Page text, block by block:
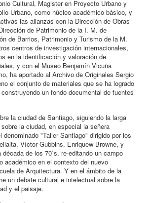
Cultural, Magister en Proyecto Urbano y
Urbano, como núcleo académico básico, y
las alianzas con la Dirección de Obras
de Patrimonio de la I. M. de
de Barrios, Patrimonio y Turismo de la M.
centros de investigación internacionales,
en la identificación y valoración de
y con el Museo Benjamín Vicuña
ha aportado al Archivo de Originales Sergio
el conjunto de materiales que se ha logrado
un fondo documental de fuentes
la ciudad de Santiago, siguiendo la larga
la ciudad, en especial la señera
denominado "Taller Santiago" dirigido por los
Víctor Gubbins, Enriquew Browne, y
década de los 70`s, re-editando un campo
académico en el contexto del nuevo
de Arquitectura. Y en el ámbito de la
un debate cultural e intelectual sobre la
y el paisaje.